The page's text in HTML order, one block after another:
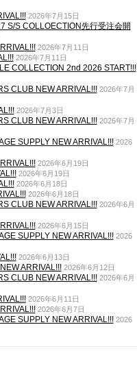
2026年7月15日
S/S COLLOECTION先行受注会開
2026年7月11日
2026年7月11日
COLLECTION 2nd 2026 START!!!
CLUB NEW ARRIVAL!!! 2026年7月
2026年7月3日
CLUB NEW ARRIVAL!!! 2026年7月
SUPPLY NEW ARRIVAL!!! 2026
2026年6月19日
2026年6月19日
2026年6月18日
2026年6月18日
CLUB NEW ARRIVAL!!! 2026年6月
2026年6月15日
SUPPLY NEW ARRIVAL!!! 2026
2026年6月13日
ARRIVAL!!! 2026年6月12日
CLUB NEW ARRIVAL!!! 2026年6月
2026年6月11日
2026年6月7日
SUPPLY NEW ARRIVAL!!! 2026